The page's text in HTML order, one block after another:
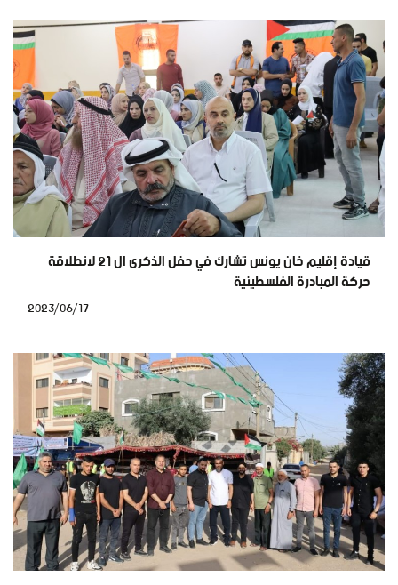
قيادة إقليم خان يونس تشارك في حفل الذكرى ال 21 لانطلاقة
حركة المبادرة الفلسطينية